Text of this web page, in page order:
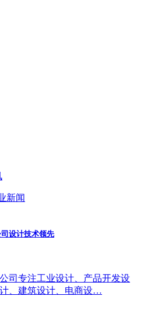
新闻
司设计技术领先
司专注工业设计、产品开发设
、建筑设计、电商设…